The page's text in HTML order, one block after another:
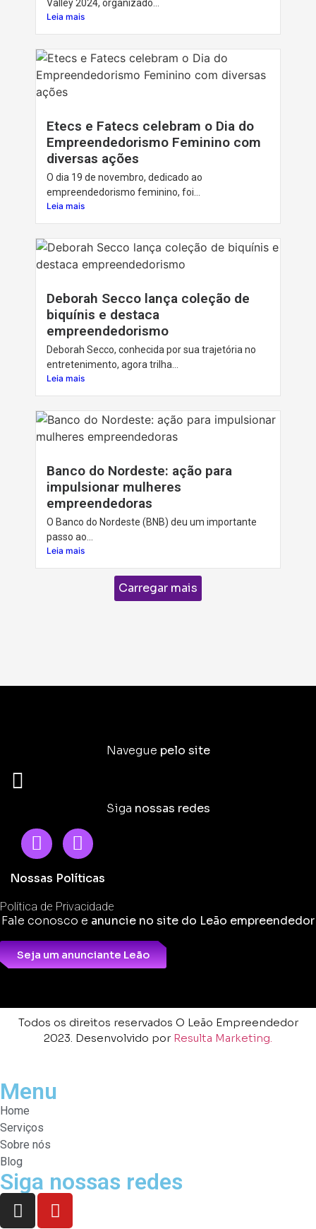
Valley 2024, organizado...
Leia mais
Etecs e Fatecs celebram o Dia do
Empreendedorismo Feminino com
diversas ações
O dia 19 de novembro, dedicado ao
empreendedorismo feminino, foi...
Leia mais
Deborah Secco lança coleção de
biquínis e destaca
empreendedorismo
Deborah Secco, conhecida por sua trajetória no
entretenimento, agora trilha...
Leia mais
Banco do Nordeste: ação para
impulsionar mulheres
empreendedoras
O Banco do Nordeste (BNB) deu um importante
passo ao...
Leia mais
Carregar mais
Navegue pelo site
Siga nossas redes
Nossas Políticas
Política de Privacidade
Fale conosco e anuncie no site do Leão empreendedor
Seja um anunciante Leão
Todos os direitos reservados O Leão Empreendedor
2023. Desenvolvido por Resulta Marketing.
Menu
Home
Serviços
Sobre nós
Blog
Siga nossas redes